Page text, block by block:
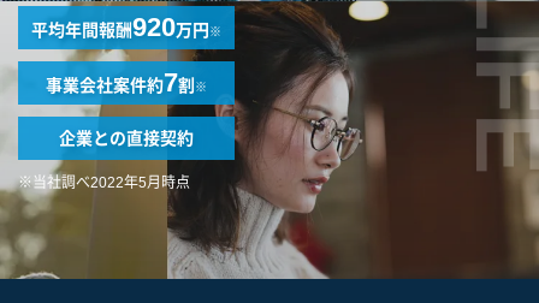
平均年間報酬920万円※
事業会社案件約7割※
企業との直接契約
※当社調べ2022年5月時点